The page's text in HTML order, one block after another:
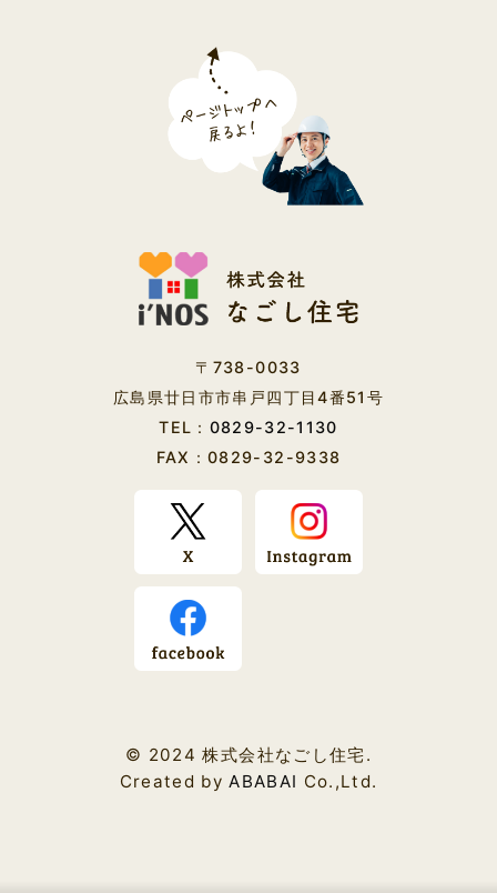
2020年01月 (12)
2019年10月 (15)
2019年08月 (4)
2019年07月 (1)
2019年03月 (17)
〒738-0033
広島県廿日市市串戸四丁目4番51号
TEL： 0829-32-1130
FAX：0829-32-9338
© 2024 株式会社なごし住宅.
Created by ABABAI Co.,Ltd.